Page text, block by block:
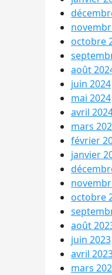
octobre
août
juin 2024
mai 2024
avril
mars
février
janvier
octobre
août
juin 2023
avril
mars